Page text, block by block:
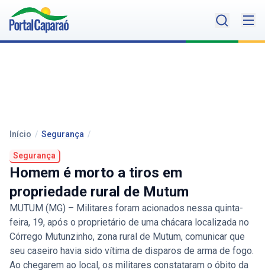
Início / Segurança /
Segurança
Homem é morto a tiros em
propriedade rural de Mutum
MUTUM (MG) – Militares foram acionados nessa quinta-
feira, 19, após o proprietário de uma chácara localizada no
Córrego Mutunzinho, zona rural de Mutum, comunicar que
seu caseiro havia sido vítima de disparos de arma de fogo.
Ao chegarem ao local, os militares constataram o óbito da